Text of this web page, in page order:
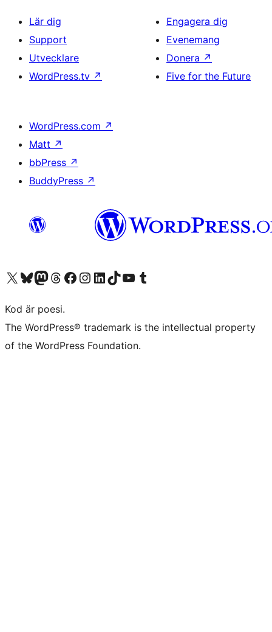
Lär dig
Support
Utvecklare
WordPress.tv ↗
Engagera dig
Evenemang
Donera ↗
Five for the Future
WordPress.com ↗
Matt ↗
bbPress ↗
BuddyPress ↗
Besök vår X-konto (f.d. Twitter)
Besök vårt Bluesky-konto
Besök vårt Mastodon-konto
Besök vårt Thread-konto
Besök vår Facebook-sidaBesök vårt Instagram-konto
Besök vårt LinkedIn-konto
Besök vårt TikTok-konto
Besök vår YouTube-kanalBesök vårt Tumblr-konto
Kod är poesi.
The WordPress® trademark is the intellectual property
of the WordPress Foundation.